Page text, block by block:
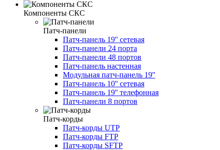
Компоненты СКС
Патч-панели
Патч-панель 19'' сетевая
Патч-панели 24 порта
Патч-панели 48 портов
Патч-панель настенная
Модульная патч-панель 19''
Патч-панель 10'' сетевая
Патч-панель 19'' телефонная
Патч-панели 8 портов
Патч-корды
Патч-корды UTP
Патч-корды FTP
Патч-корды SFTP